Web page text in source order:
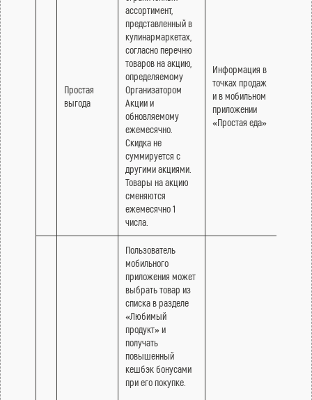
Простая
выгода
ассортимент,
представленный в
кулинармаркетах,
согласно перечню
товаров на акцию,
определяемому
Организатором
Акции и
обновляемому
ежемесячно.
Скидка не
суммируется с
другими акциями.
Товары на акцию
сменяются
ежемесячно 1
числа.
Информация в
точках продаж
и в мобильном
приложении
«Простая еда»
Пользователь
мобильного
приложения может
выбрать товар из
списка в разделе
«Любимый
продукт» и
получать
повышенный
кешбэк бонусами
при его покупке.